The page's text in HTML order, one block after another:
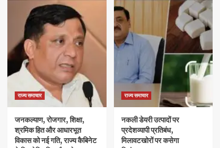
राज्य समाचार
जनकल्याण, रोजगार, शिक्षा,
श्रमिक हित और आधारभूत
विकास को नई गति, राज्य कैबिनेट
राज्य समाचार
नकली डेयरी उत्पादों पर
प्रदेशव्यापी प्रतिबंध,
मिलावटखोरों पर कसेगा